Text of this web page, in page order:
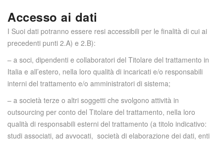
Accesso ai dati
I Suoi dati potranno essere resi accessibili per le finalità di cui ai
precedenti punti 2.A) e 2.B):
– a soci, dipendenti e collaboratori del Titolare del trattamento in
Italia e all’estero, nella loro qualità di incaricati e/o responsabili
interni del trattamento e/o amministratori di sistema;
– a società terze o altri soggetti che svolgono attività in
outsourcing per conto del Titolare del trattamento, nella loro
qualità di responsabili esterni del trattamento (a titolo indicativo:
studi associati, ad avvocati, società di elaborazione dei dati, enti